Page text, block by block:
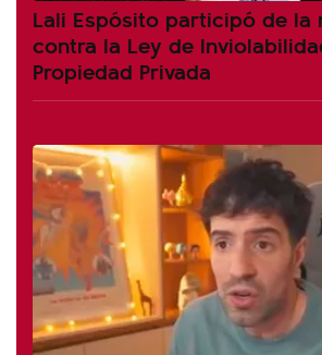
Lali Espósito participó de la
contra la Ley de
Propiedad Privada